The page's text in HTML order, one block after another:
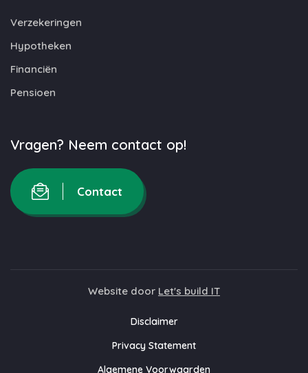
Verzekeringen
Hypotheken
Financiën
Pensioen
Vragen? Neem contact op!
Contact
Website door Let's build IT
Disclaimer
Privacy Statement
Algemene Voorwaarden